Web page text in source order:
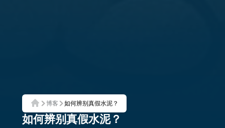
首页
博客 如何辨别真假水泥？
如何辨别真假水泥？